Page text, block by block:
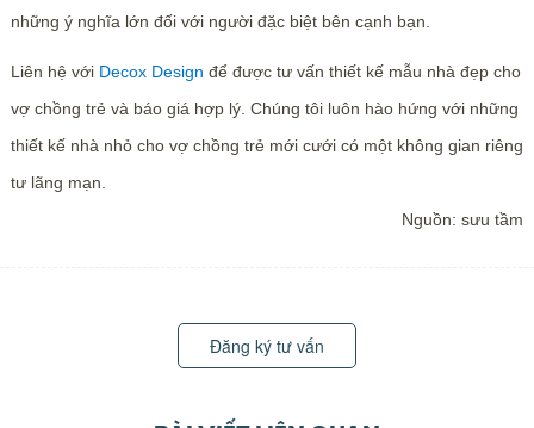
những ý nghĩa lớn đối với người đặc biệt bên cạnh bạn.
Liên hệ với Decox Design để được tư vấn thiết kế mẫu nhà đẹp cho
vợ chồng trẻ và báo giá hợp lý. Chúng tôi luôn hào hứng với những
thiết kế nhà nhỏ cho vợ chồng trẻ mới cưới có một không gian riêng
tư lãng mạn.
Nguồn: sưu tầm
Đăng ký tư vấn